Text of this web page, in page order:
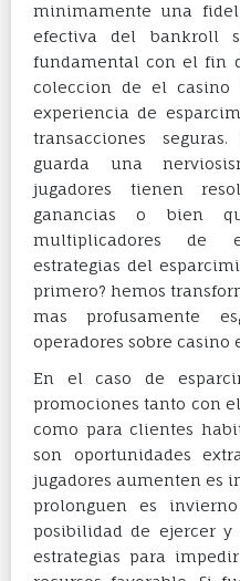
minimamente una
efectiva del bankroll
fundamental con el fin
coleccion de el
experiencia de
transacciones
guarda una
jugadores tienen
ganancias o bien
multiplicadores de
estrategias del
primero? hemos
mas profusamente
operadores sobre casino
En el caso de
promociones tanto con
como para clientes
son oportunidades
jugadores aumenten es
prolonguen es
posibilidad de ejercer
estrategias para